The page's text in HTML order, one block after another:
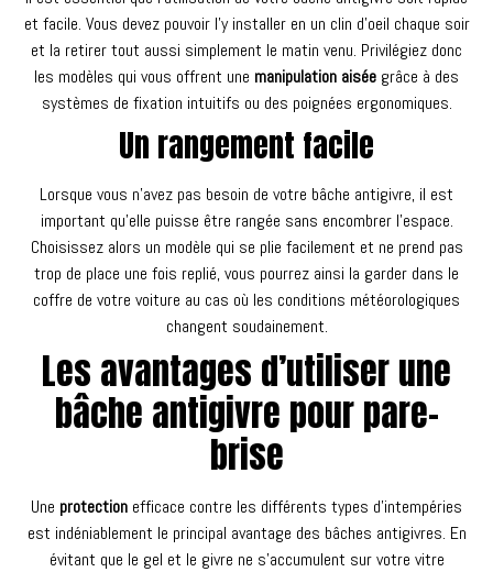
et facile. Vous devez pouvoir l’y installer en un clin d’oeil chaque soir
et la retirer tout aussi simplement le matin venu. Privilégiez donc
les modèles qui vous offrent une manipulation aisée grâce à des
systèmes de fixation intuitifs ou des poignées ergonomiques.
Un rangement facile
Lorsque vous n’avez pas besoin de votre bâche antigivre, il est
important qu’elle puisse être rangée sans encombrer l’espace.
Choisissez alors un modèle qui se plie facilement et ne prend pas
trop de place une fois replié, vous pourrez ainsi la garder dans le
coffre de votre voiture au cas où les conditions météorologiques
changent soudainement.
Les avantages d’utiliser une
bâche antigivre pour pare-
brise
Une protection efficace contre les différents types d’intempéries
est indéniablement le principal avantage des bâches antigivres. En
évitant que le gel et le givre ne s’accumulent sur votre vitre